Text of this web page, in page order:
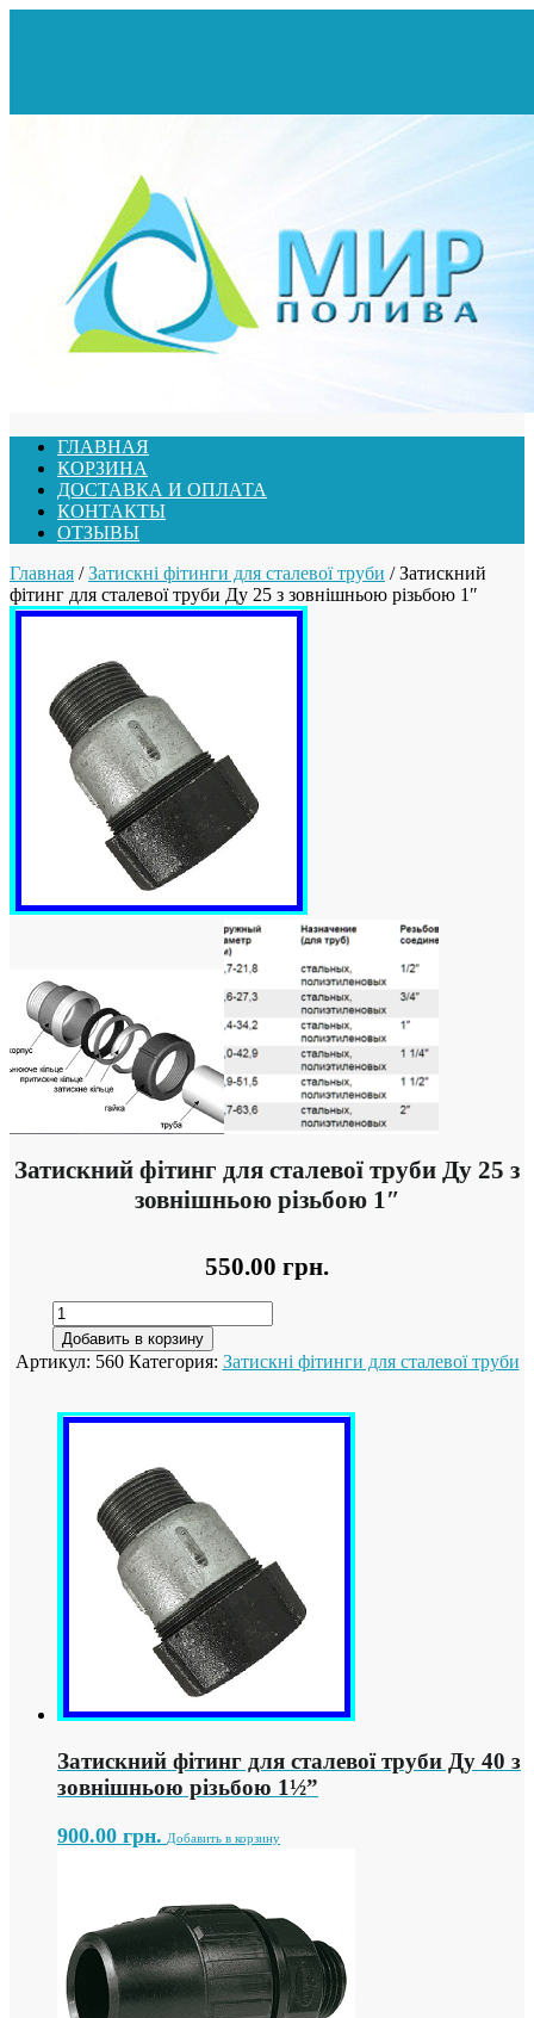
ГЛАВНАЯ
КОРЗИНА
ДОСТАВКА И ОПЛАТА
КОНТАКТЫ
ОТЗЫВЫ
Главная /Затискні фітинги для сталевої труби / Затискний
фітинг для сталевої труби Ду 25 з зовнішньою різьбою 1″
Затискний фітинг для сталевої труби Ду 25 з
зовнішньою різьбою 1″
550.00 грн.
Добавить в корзину
Артикул: 560 Категория: Затискні фітинги для сталевої труби
Затискний фітинг для сталевої труби Ду 40 з
зовнішньою різьбою 1½”
900.00 грн. Добавить в корзину